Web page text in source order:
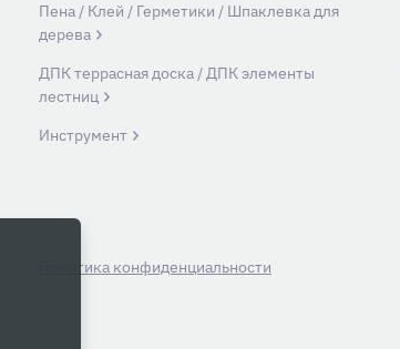
Пена / Клей / Герметики / Шпаклевка для
дерева
ДПК террасная доска / ДПК элементы
лестниц
Инструмент
Политика конфиденциальности